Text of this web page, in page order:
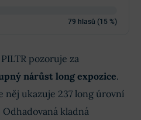
79 hlasů (15 %)
pozoruje za
nárůst long expozice.
ukazuje 237 long úrovní
kladná